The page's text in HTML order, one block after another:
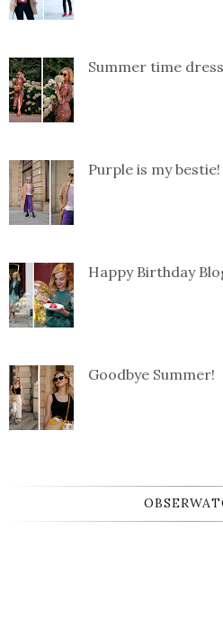
Summer time dress
Purple is my bestie!
Happy Birthday
Goodbye Summer!